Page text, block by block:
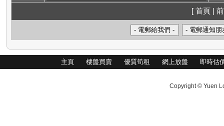
[ 首頁 |
主頁 樓盤買賣 優質筍租 網上放盤 即時估
Copyright © Yuen